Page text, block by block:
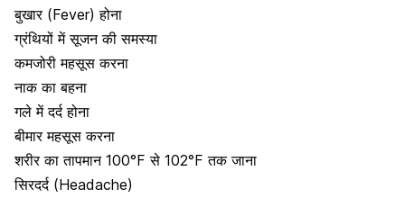
बुखार (Fever) होना
ग्रंथियों में सूजन की समस्या
कमजोरी महसूस करना
नाक का बहना
गले में दर्द होना
बीमार महसूस करना
शरीर का तापमान 100°F से 102°F तक जाना
सिरदर्द(Headache)